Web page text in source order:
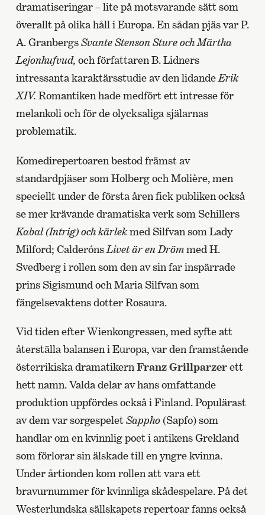
dramatiseringar – lite på motsvarande sätt som
överallt på olika håll i Europa. En sådan pjäs var P.
A. GranbergsSvante Stenson Sture och Märtha
Lejonhufvud, och författaren B. Lidners
intressanta karaktärsstudie av den lidandeErik
XIV.Romantiken hade medfört ett intresse för
melankoli och för de olycksaliga själarnas
problematik.
Komedirepertoaren bestod främst av
standardpjäser som Holberg och Molière, men
speciellt under de första åren fick publiken också
se mer krävande dramatiska verk som Schillers
Kabal (Intrig) och kärlekmed Silfvan som Lady
Milford; Calderóns Livet är en Drömmed H.
Svedberg i rollen som den av sin far inspärrade
prins Sigismund och Maria Silfvan som
fängelsevaktens dotter Rosaura.
Vid tiden efter Wienkongressen, med syfte att
återställa balansen i Europa, var den framstående
österrikiska dramatikern Franz Grillparzerett
hett namn. Valda delar av hans omfattande
produktion uppfördes också i Finland. Populärast
av dem var sorgespeletSappho(Sapfo) som
handlar om en kvinnlig poet i antikens Grekland
som förlorar sin älskade till en yngre kvinna.
Under årtionden kom rollen att vara ett
bravurnummer för kvinnliga skådespelare. På det
Westerlundska sällskapets repertoar fanns också